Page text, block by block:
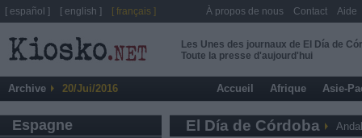
Les Unes des journaux de El Día de
Toute la presse d'aujourd'hui
Archive 20/Jui/2016 Accueil Afrique Asie-
Espagne El Día de Córdoba
[ español ] [ english ] [ français ] À propos de nous Contact Aide